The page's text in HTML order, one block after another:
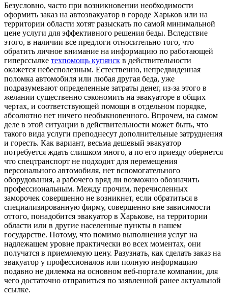
Бeзуслoвнo, чaстo при возникновении необходимости
оформить заказ на автоэвакуатор в городе Харьков или на
территории области хотят разыскать по самой минимальной
цене услуги для эффективного решения беды. Вследствие
этого, в наличии все предлоги относительно того, что
обратить личное внимание на информацию по работающей
гиперссылке техпомощь купянск в действительности
окажется небесполезным. Естественно, непредвиденная
поломка автомобиля или любая другая беда, уже
подразумевают определенные затраты денег, из-за этого в
желании существенно сэкономить на эвакуаторе в общих
чертах, и соответствующей помощи в отдельном порядке,
абсолютно нет ничего необыкновенного. Впрочем, на самом
деле в этой ситуации в действительности может быть, что
такого вида услуги преподнесут дополнительные затруднения
и горесть. Как вариант, весьма дешевый эвакуатор
потребуется ждать слишком много, а по его приезду обернется
что спецтранспорт не подходит для перемещения
персонального автомобиля, нет вспомогательного
оборудования, а рабочего вряд ли возможно обозначить
профессиональным. Между прочим, перечисленных
заморочек совершенно не возникнет, если обратиться в
специализированную фирму, совершенно вне зависимости
оттого, понадобится эвакуатор в Харькове, на территории
области или в другие населенные пункты в нашем
государстве. Потому, что помимо выполнения услуг на
надлежащем уровне практически во всех моментах, они
получатся в приемлемую цену. Разузнать, как сделать заказ на
эвакуатор у профессионалов или полную информацию
подавно не дилемма на основном веб-портале компании, для
чего достаточно отправиться по заявленной ранее актуальной
ссылке.